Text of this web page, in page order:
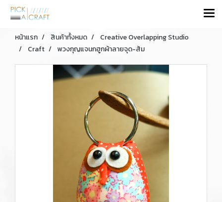
หน้าแรก สินค้าทั้งหมด
Creative Overlapping Studio
Craft
พวงกุญแจนกฮูกผ้าลายจุด-ส้ม